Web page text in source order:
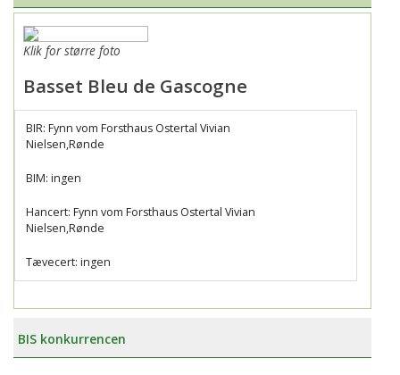
Klik for større foto
Basset Bleu de Gascogne
BIR: Fynn vom Forsthaus Ostertal Vivian
Nielsen,Rønde
BIM: ingen
Hancert: Fynn vom Forsthaus Ostertal Vivian
Nielsen,Rønde
Tævecert: ingen
BIS konkurrencen